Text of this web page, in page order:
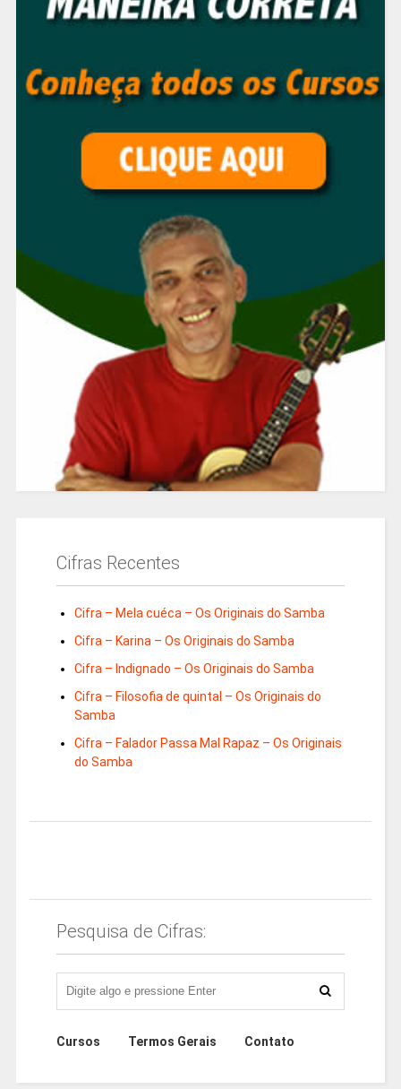
Cifras Recentes
Cifra – Mela cuéca – Os Originais do Samba
Cifra – Karina – Os Originais do Samba
Cifra – Indignado – Os Originais do Samba
Cifra – Filosofia de quintal – Os Originais do
Samba
Cifra – Falador Passa Mal Rapaz – Os Originais
do Samba
Pesquisa de Cifras:
Cursos Termos Gerais Contato